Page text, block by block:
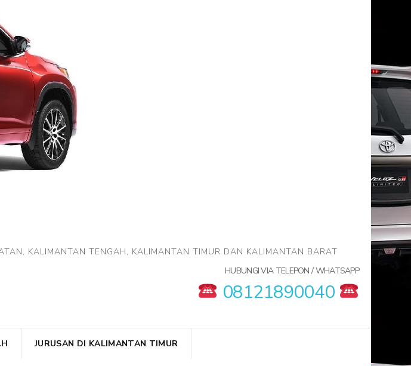
KALIMANTAN TENGAH, KALIMANTAN TIMUR DAN KALIMANTAN BARAT
HUBUNGI VIA TELEPON / WHATSAPP
08121890040
JURUSAN DI KALIMANTAN TIMUR